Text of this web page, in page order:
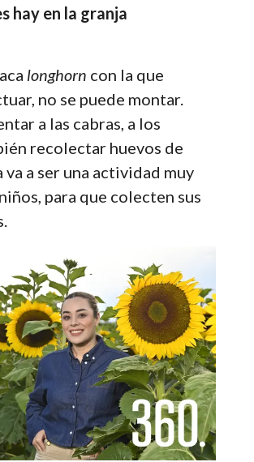
hay en la granja
longhorn con la que
no se puede montar.
a las cabras, a los
recolectar huevos de
va a ser una actividad muy
para que colecten sus